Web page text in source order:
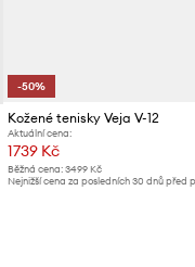
-50%
Kožené tenisky Veja V-12
Aktuální cena:
1739 Kč
Běžná cena:3499 Kč
Nejnižší cena za posledních 30 dnů před